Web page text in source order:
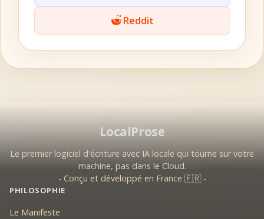
Reddit
LocalProse
Le premier logiciel d'écriture avec IA locale qui tourne sur votre
machine, pas dans le Cloud.
- Conçu et développé en France 🇫🇷 -
PHILOSOPHIE
Le Manifeste